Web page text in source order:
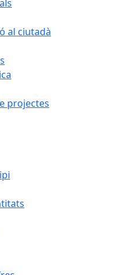
al ciutadà
projectes